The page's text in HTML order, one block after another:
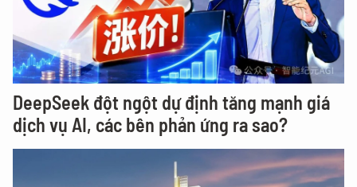
DeepSeek đột ngột dự định tăng mạnh giá
dịch vụ AI, các bên phản ứng ra sao?